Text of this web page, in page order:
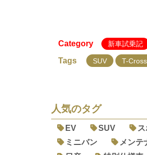
Category 新車試乗記
Tags SUV T-Cross
人気のタグ
EV SUV
ミニバン
メンテ